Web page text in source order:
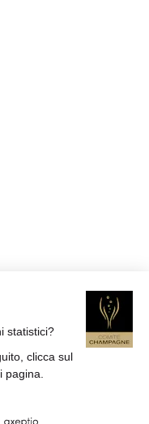
statistici?
clicca sul